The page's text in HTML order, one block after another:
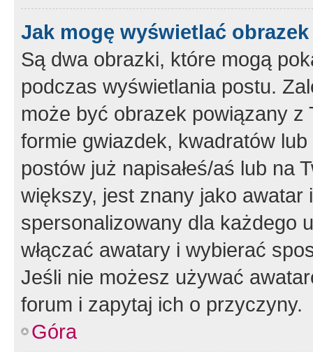
Jak mogę wyświetlać
Są dwa obrazki, które mogą
podczas wyświetlania postu.
może być obrazek powiązany z
formie gwiazdek, kwadratów
postów już napisałeś/aś lub na
większy, jest znany jako
spersonalizowany dla każdego
włączać awatary i wybierać
Jeśli nie możesz używać
forum i zapytaj ich o przyczyny.
Góra